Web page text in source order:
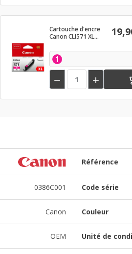
Cartouche d'encre
Canon CLI571 XL
1
 
Référence
0386C001 Code série
Canon Couleur
OEM Unité de